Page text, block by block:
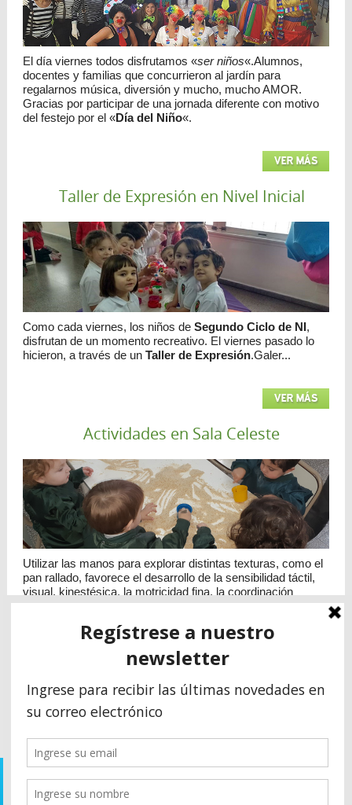
El día viernes todos disfrutamos «ser niños«.Alumnos,
docentes y familias que concurrieron al jardín para
regalarnos música, diversión y mucho, mucho AMOR.
Gracias por participar de una jornada diferente con motivo
del festejo por el «Día del Niño«.
VER MÁS
Taller de Expresión en Nivel Inicial
Como cada viernes, los niños de Segundo Ciclo de NI,
disfrutan de un momento recreativo. El viernes pasado lo
hicieron, a través de un Taller de Expresión.Galer...
VER MÁS
Actividades en Sala Celeste
Utilizar las manos para explorar distintas texturas, como el
pan rallado, favorece el desarrollo de la sensibilidad táctil,
visual, kinestésica, la motricidad fina, la coordinación
visomotora, la expresión y la creatividad.
1 2 3 …
Av. 74 N° 2560 Necochea - Prov. Buenos Aires - Argentina